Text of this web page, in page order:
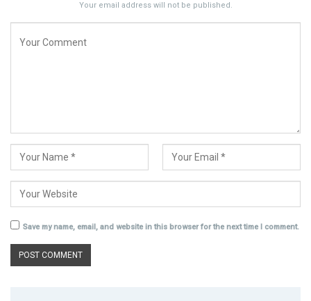
Your email address will not be published.
Save my name, email, and website in this browser for the next time I comment.